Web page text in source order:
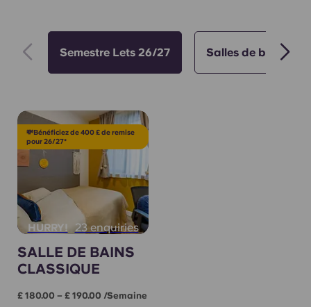
Semestre Lets 26/27 Salles de bains
💸Bénéficiez de 400 £ de remise
pour 26/27*
HURRY! 23 enquiries
SALLE DE BAINS
CLASSIQUE
£ 180.00 – £ 190.00 /semaine